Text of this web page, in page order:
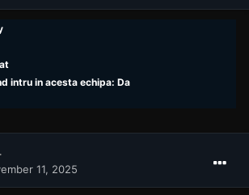
intru in acesta echipa: Da
11, 2025